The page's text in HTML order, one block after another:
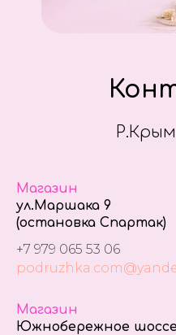
Магазин
ул.Маршака 9
(остановка Спартак)
+7 979 065 53 06
Магазин
Южнобережное